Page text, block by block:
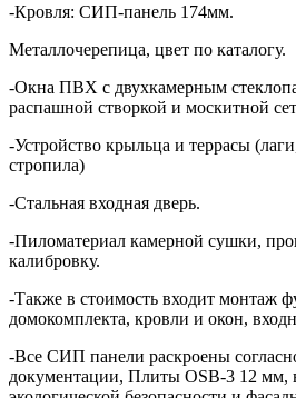
-Кровля: СИП-панель 174мм.
Металлочерепица, цвет по каталогу.
-Окна ПВХ с двухкамерным
распашной створкой и москитной
-Устройство крыльца и террасы
стропила)
-Стальная входная дверь.
-Пиломатериал камерной сушки,
калибровку.
-Также в стоимость входит монтаж
домокомплекта, кровли и окон,
-Все СИП панели раскроены
документации, Плиты OSB-3 12 мм,